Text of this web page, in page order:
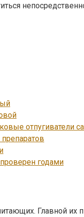
отпугиватели
годами
Главной